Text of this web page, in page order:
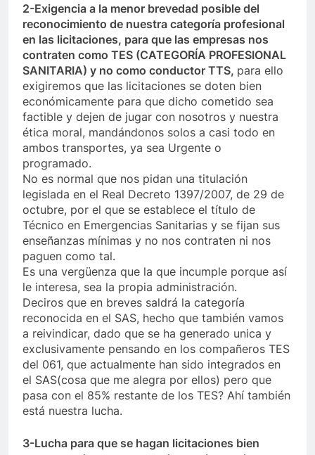
2-Exigencia a la menor brevedad posible del
reconocimiento de nuestra categoría profesional
en las licitaciones, para que las empresas nos
contraten como TES (CATEGORÍA PROFESIONAL
SANITARIA) y no como conductor TTS, para ello
exigiremos que las licitaciones se doten bien
económicamente para que dicho cometido sea
factible y dejen de jugar con nosotros y nuestra
ética moral, mandándonos solos a casi todo en
ambos transportes, ya sea Urgente o
programado.
No es normal que nos pidan una titulación
legislada en el Real Decreto 1397/2007, de 29 de
octubre, por el que se establece el título de
Técnico en Emergencias Sanitarias y se fijan sus
enseñanzas mínimas y no nos contraten ni nos
paguen como tal.
Es una vergüenza que la que incumple porque así
le interesa, sea la propia administración.
Deciros que en breves saldrá la categoría
reconocida en el SAS, hecho que también vamos
a reivindicar, dado que se ha generado unica y
exclusivamente pensando en los compañeros TES
del 061, que actualmente han sido integrados en
el SAS(cosa que me alegra por ellos) pero que
pasa con el 85% restante de los TES? Ahí también
está nuestra lucha.
3-Lucha para que se hagan licitaciones bien